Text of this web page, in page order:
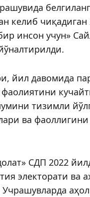
келиб
инсон учун»
йил давомида
тизимли
ва
СДП 2022
электорати ва